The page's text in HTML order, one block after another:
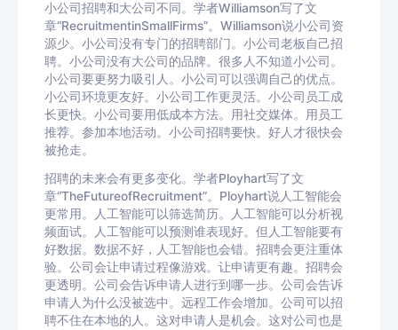
小公司招聘和大公司不同。学者Williamson写了文
章“RecruitmentinSmallFirms”。Williamson说小公司资
源少。小公司没有专门的招聘部门。小公司老板自己招
聘。小公司没有大公司的品牌。很多人不知道小公司。
小公司要更努力吸引人。小公司可以强调自己的优点。
小公司环境更友好。小公司工作更灵活。小公司员工成
长更快。小公司要用低成本方法。用社交媒体。用员工
推荐。参加本地活动。小公司招聘要快。好人才很快会
被抢走。
招聘的未来会有更多变化。学者Ployhart写了文
章“TheFutureofRecruitment”。Ployhart说人工智能会
更常用。人工智能可以筛选简历。人工智能可以分析视
频面试。人工智能可以预测谁表现好。但人工智能要有
好数据。数据不好，人工智能也会错。招聘会更注重体
验。公司会让申请过程像游戏。让申请更有趣。招聘会
更透明。公司会告诉申请人进行到哪一步。公司会告诉
申请人为什么没被选中。远程工作会增加。公司可以招
聘不住在本地的人。这对申请人是机会。这对公司也是